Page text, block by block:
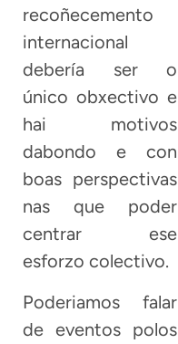
recoñecemento
internacional
debería ser o
único obxectivo e
hai motivos
dabondo e con
boas perspectivas
nas que poder
centrar ese
esforzo colectivo.
Poderiamos falar
de eventos polos